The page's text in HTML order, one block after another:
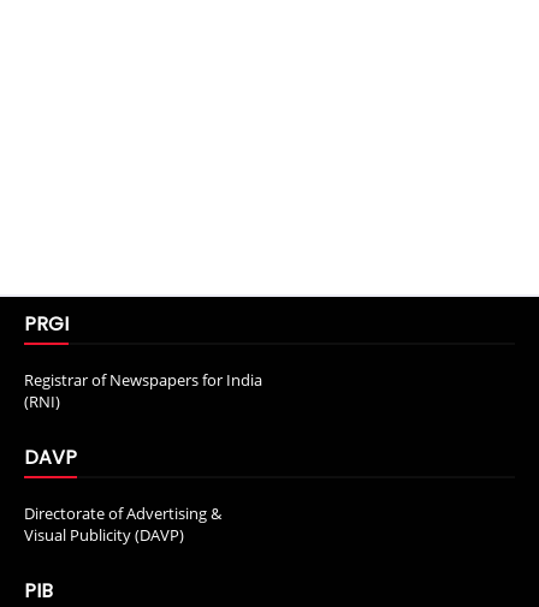
PRGI
Registrar of Newspapers for India
(RNI)
DAVP
Directorate of Advertising &
Visual Publicity (DAVP)
PIB